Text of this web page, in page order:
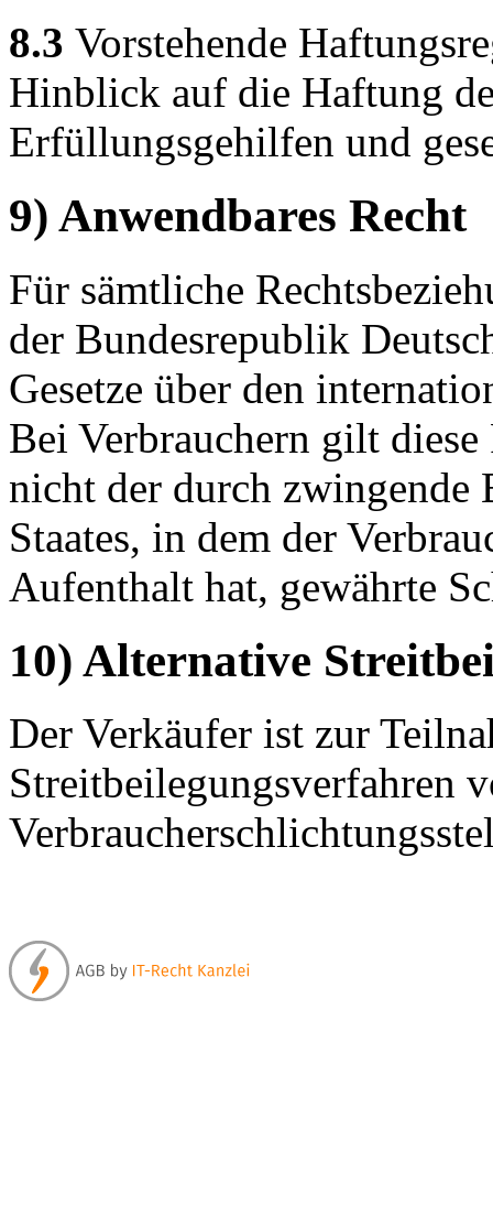
8.3 Vorstehende
Hinblick auf die Haftung
Erfüllungsgehilfen und
9) Anwendbares Recht
Für sämtliche
der Bundesrepublik
Gesetze über den
Bei Verbrauchern gilt
nicht der durch zwingende
Staates, in dem der
Aufenthalt hat, gewährte
10) Alternative
Der Verkäufer ist zur
Streitbeilegungsverfahren